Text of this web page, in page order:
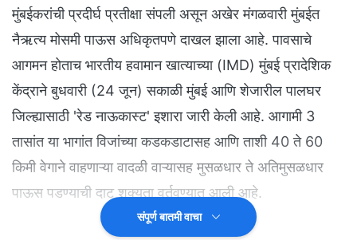
मुंबईकरांची प्रदीर्घ प्रतीक्षा संपली असून अखेर मंगळवारी मुंबईत
नैऋत्य मोसमी पाऊस अधिकृतपणे दाखल झाला आहे. पावसाचे
आगमन होताच भारतीय हवामान खात्याच्या (IMD) मुंबई प्रादेशिक
केंद्राने बुधवारी (24 जून) सकाळी मुंबई आणि शेजारील पालघर
जिल्ह्यासाठी 'रेड नाऊकास्ट' इशारा जारी केली आहे. आगामी 3
तासांत या भागांत विजांच्या कडकडाटासह आणि ताशी 40 ते 60
किमी वेगाने वाहणाऱ्या वादळी वाऱ्यासह मुसळधार ते अतिमुसळधार
पाऊस पडण्याची दाट शक्यता वर्तवण्यात आली आहे.
दिवसभरात मुंबई शहर आणि उपनगरात आकाश ढगाळ राहून विजांच्या
संपूर्ण बातमी वाचा